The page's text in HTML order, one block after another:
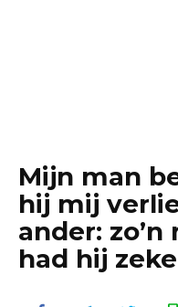
Mijn man
hij mij
ander:
had hij